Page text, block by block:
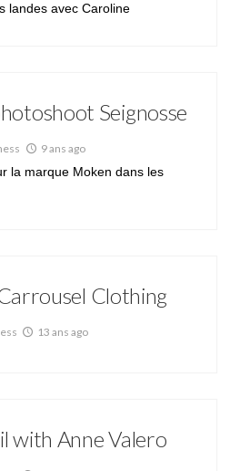
landes avec Caroline
Seignosse
9 ans ago
la marque Moken dans les
Clothing
13 ans ago
with Anne Valero